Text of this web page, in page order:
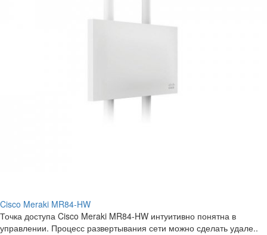
Cisco Meraki MR84-HW
Точка доступа Cisco Meraki MR84-HW интуитивно понятна в
управлении. Процесс развертывания сети можно сделать удале..